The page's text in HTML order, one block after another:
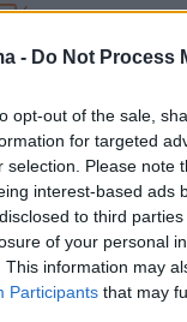
- Do Not Process
opt-out of the sale,
for targeted
selection. Please note
interest-based ads
to third
of your personal
This information may
Participants that may
και
φέτος οδηγεί
το ποσοστό των
6